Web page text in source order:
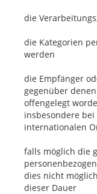
die
die Kategorien
werden
die Empfänger
gegenüber
offengelegt
insbesondere
internationalen
falls möglich die
dies nicht
dieser Dauer